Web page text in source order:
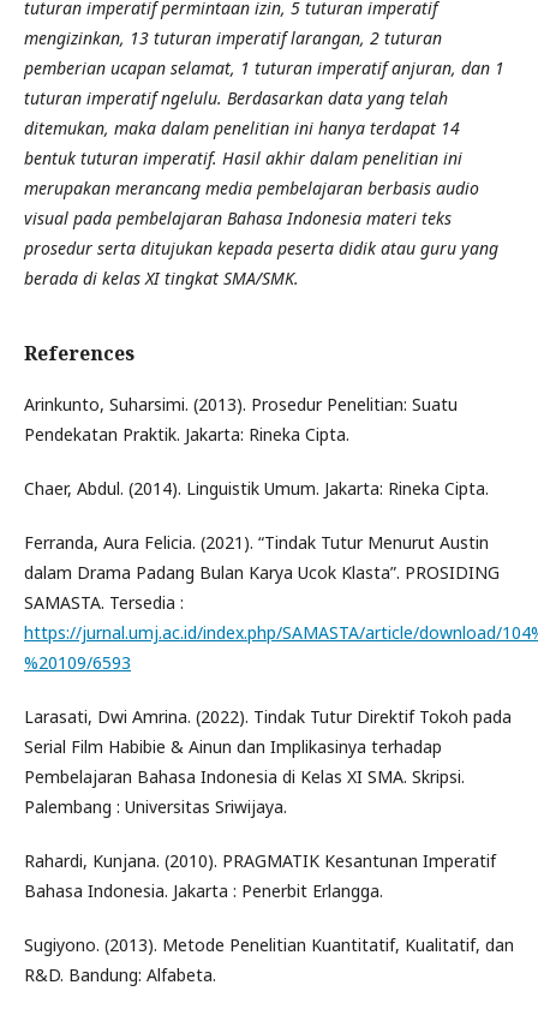
tuturan imperatif permintaan izin, 5 tuturan imperatif
mengizinkan, 13 tuturan imperatif larangan, 2 tuturan
pemberian ucapan selamat, 1 tuturan imperatif anjuran, dan 1
tuturan imperatif ngelulu. Berdasarkan data yang telah
ditemukan, maka dalam penelitian ini hanya terdapat 14
bentuk tuturan imperatif. Hasil akhir dalam penelitian ini
merupakan merancang media pembelajaran berbasis audio
visual pada pembelajaran Bahasa Indonesia materi teks
prosedur serta ditujukan kepada peserta didik atau guru yang
berada di kelas XI tingkat SMA/SMK.
References
Arinkunto, Suharsimi. (2013). Prosedur Penelitian: Suatu
Pendekatan Praktik. Jakarta: Rineka Cipta.
Chaer, Abdul. (2014). Linguistik Umum. Jakarta: Rineka Cipta.
Ferranda, Aura Felicia. (2021). “Tindak Tutur Menurut Austin
dalam Drama Padang Bulan Karya Ucok Klasta”. PROSIDING
SAMASTA. Tersedia :
https://jurnal.umj.ac.id/index.php/SAMASTA/article/download/
%20109/6593
Larasati, Dwi Amrina. (2022). Tindak Tutur Direktif Tokoh pada
Serial Film Habibie & Ainun dan Implikasinya terhadap
Pembelajaran Bahasa Indonesia di Kelas XI SMA. Skripsi.
Palembang : Universitas Sriwijaya.
Rahardi, Kunjana. (2010). PRAGMATIK Kesantunan Imperatif
Bahasa Indonesia. Jakarta : Penerbit Erlangga.
Sugiyono. (2013). Metode Penelitian Kuantitatif, Kualitatif, dan
R&D. Bandung: Alfabeta.